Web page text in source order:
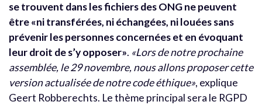
se trouvent dans les fichiers des ONG ne peuvent
être «ni transférées, ni échangées, ni louées sans
prévenir les personnes concernées et en évoquant
leur droit de s’y opposer». «Lors de notre prochaine
assemblée, le 29 novembre, nous allons proposer cette
version actualisée de notre code éthique», explique
Geert Robberechts. Le thème principal sera le RGPD